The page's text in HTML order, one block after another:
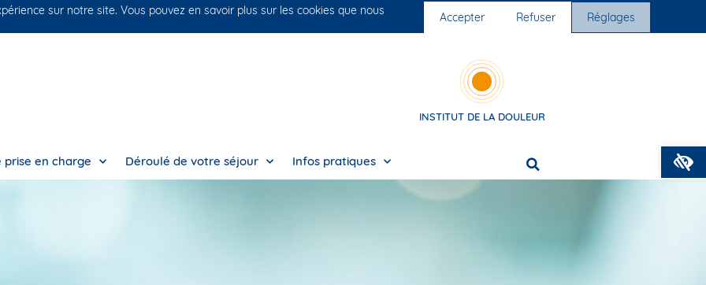
Nos cliniques Nous rejoindre
INSTITUT DE LA DOULEUR
prise en charge Déroulé de votre séjour Infos pratiques
sur notre site. Vous pouvez en savoir plus sur les cookies que nous
Accepter Refuser Réglages